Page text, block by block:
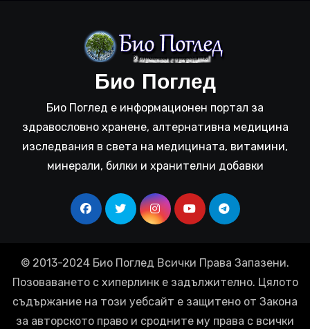
Био Поглед
Био Поглед е информационен портал за
здравословно хранене, алтернативна медицина
изследвания в света на медицината, витамини,
минерали, билки и хранителни добавки
© 2013-2024 Био Поглед Всички Права Запазени.
Позоваването с хиперлинк е задължително. Цялото
съдържание на този уебсайт е защитено от Закона
за авторското право и сродните му права с всички